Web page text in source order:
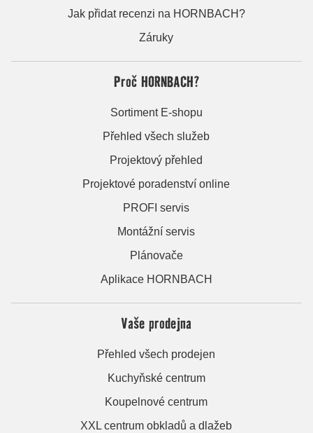
Jak přidat recenzi na HORNBACH?
Záruky
Proč HORNBACH?
Sortiment E-shopu
Přehled všech služeb
Projektový přehled
Projektové poradenství online
PROFI servis
Montážní servis
Plánovače
Aplikace HORNBACH
Vaše prodejna
Přehled všech prodejen
Kuchyňské centrum
Koupelnové centrum
XXL centrum obkladů a dlažeb